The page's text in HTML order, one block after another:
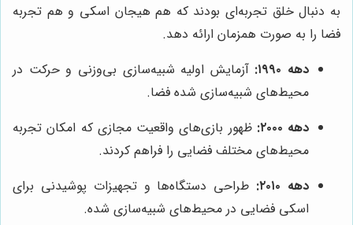
به دنبال خلق تجربه‌ای بودند که هم هیجان اسکی و هم تجربه
فضا را به صورت همزمان ارائه دهد.
دهه ۱۹۹۰:
آزمایش اولیه شبیه‌سازی بی‌وزنی و حرکت در
محیط‌های شبیه‌سازی شده فضا.
دهه ۲۰۰۰:
ظهور بازی‌های واقعیت مجازی که امکان تجربه
محیط‌های مختلف فضایی را فراهم کردند.
دهه ۲۰۱۰:
طراحی دستگاه‌ها و تجهیزات پوشیدنی برای
اسکی فضایی در محیط‌های شبیه‌سازی شده.